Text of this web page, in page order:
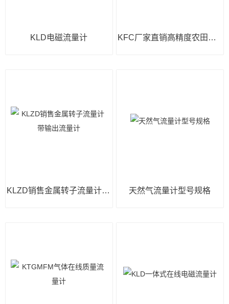
KLD电磁流量计 KFC厂家直销高精度农田灌溉管段式超声波流量计
KLZD销售金属转子流量计带输出流量计 天然气流量计型号规格